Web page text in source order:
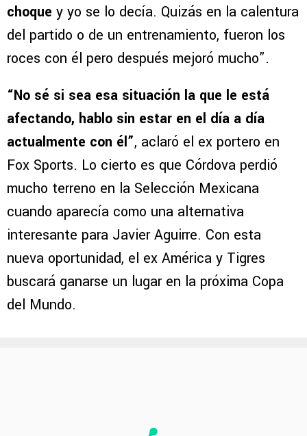
choque y yo se lo decía. Quizás en la calentura
del partido o de un entrenamiento, fueron los
roces con él pero después mejoró mucho”.
“No sé si sea esa situación la que le está
afectando, hablo sin estar en el día a día
actualmente con él”, aclaró el ex portero en
Fox Sports. Lo cierto es que Córdova perdió
mucho terreno en la Selección Mexicana
cuando aparecía como una alternativa
interesante para Javier Aguirre. Con esta
nueva oportunidad, el ex América y Tigres
buscará ganarse un lugar en la próxima Copa
del Mundo.